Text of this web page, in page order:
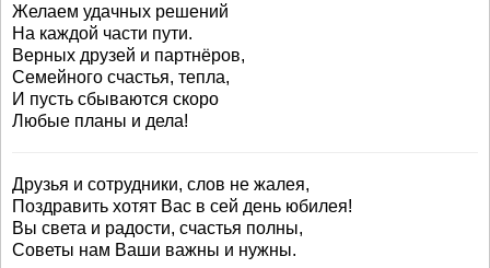
Желаем удачных решений
На каждой части пути.
Верных друзей и партнёров,
Семейного счастья, тепла,
И пусть сбываются скоро
Любые планы и дела!
Друзья и сотрудники, слов не жалея,
Поздравить хотят Вас в сей день юбилея!
Вы света и радости, счастья полны,
Советы нам Ваши важны и нужны.